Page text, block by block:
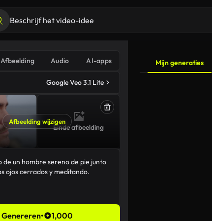
Afbeelding Audio AI-apps
Google Veo 3.1 Lite
Afbeelding wijzigen
Einde afbeelding
Genereren• 1,000
Mijn generaties